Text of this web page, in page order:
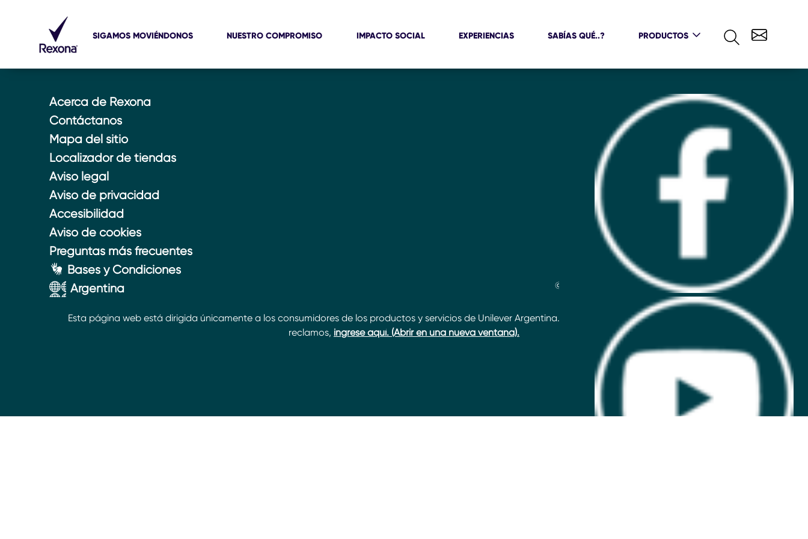
SIGAMOS MOVIÉNDONOS NUESTRO COMPROMISO IMPACTO SOCIAL EXPERIENCIAS SABÍAS QUÉ..? PRODUCTOS
Acerca de Rexona
Contáctanos
Mapa del sitio
Localizador de tiendas
Aviso legal
Aviso de privacidad
Accesibilidad
Aviso de cookies
Preguntas más frecuentes
Bases y Condiciones
Argentina
© 2026 Unilever
Esta página web está dirigida únicamente a los consumidores de los productos y servicios de Unilever Argentina. Defensa de las y los Consumidores: para
reclamos, ingrese aquí. (Abrir en una nueva ventana).